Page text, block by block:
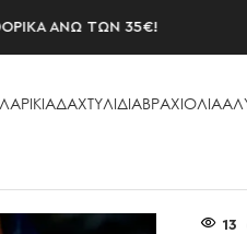
ΑΝΩ ΤΩΝ 35€!
ΔΑΧΤΥΛΙΔΙΑΒΡΑΧΙΟΛΙΑ
13